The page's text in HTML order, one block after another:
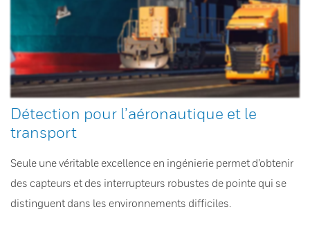
Détection pour l’aéronautique et le
transport
Seule une véritable excellence en ingénierie permet d’obtenir
des capteurs et des interrupteurs robustes de pointe qui se
distinguent dans les environnements difficiles.